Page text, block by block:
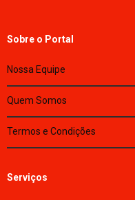
Sobre o Portal
Nossa Equipe
Quem Somos
Termos e Condições
Serviços